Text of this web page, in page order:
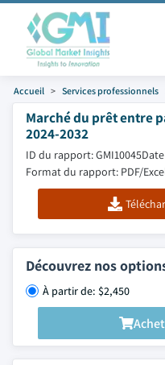
Accueil Services professionnels
Marché du prêt entre
2024-2032
ID du rapport: GMI10045
Format du rapport: PDF/
Découvrez nos
À partir de: $2,450